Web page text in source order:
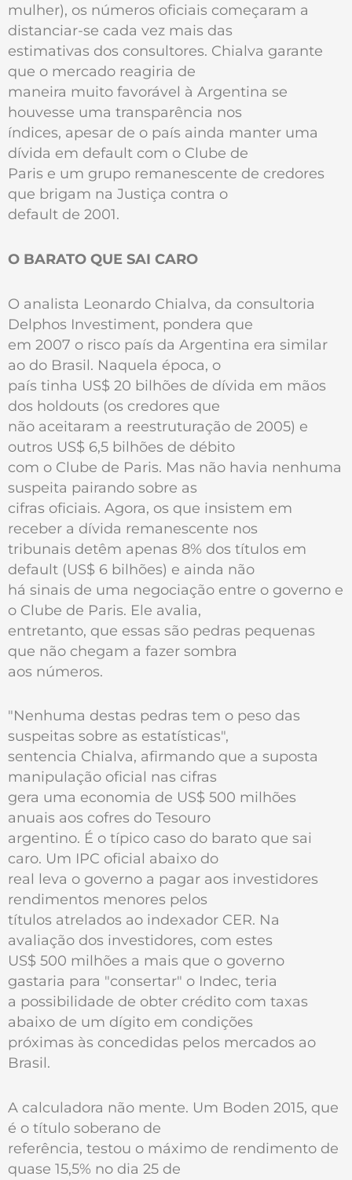
mulher), os números oficiais começaram a
distanciar-se cada vez mais das
estimativas dos consultores. Chialva garante
que o mercado reagiria de
maneira muito favorável à Argentina se
houvesse uma transparência nos
índices, apesar de o país ainda manter uma
dívida em default com o Clube de
Paris e um grupo remanescente de credores
que brigam na Justiça contra o
default de 2001.
O BARATO QUE SAI CARO
O analista Leonardo Chialva, da consultoria
Delphos Investiment, pondera que
em 2007 o risco país da Argentina era similar
ao do Brasil. Naquela época, o
país tinha US$ 20 bilhões de dívida em mãos
dos holdouts (os credores que
não aceitaram a reestruturação de 2005) e
outros US$ 6,5 bilhões de débito
com o Clube de Paris. Mas não havia nenhuma
suspeita pairando sobre as
cifras oficiais. Agora, os que insistem em
receber a dívida remanescente nos
tribunais detêm apenas 8% dos títulos em
default (US$ 6 bilhões) e ainda não
há sinais de uma negociação entre o governo e
o Clube de Paris. Ele avalia,
entretanto, que essas são pedras pequenas
que não chegam a fazer sombra
aos números.
"Nenhuma destas pedras tem o peso das
suspeitas sobre as estatísticas",
sentencia Chialva, afirmando que a suposta
manipulação oficial nas cifras
gera uma economia de US$ 500 milhões
anuais aos cofres do Tesouro
argentino. É o típico caso do barato que sai
caro. Um IPC oficial abaixo do
real leva o governo a pagar aos investidores
rendimentos menores pelos
títulos atrelados ao indexador CER. Na
avaliação dos investidores, com estes
US$ 500 milhões a mais que o governo
gastaria para "consertar" o Indec, teria
a possibilidade de obter crédito com taxas
abaixo de um dígito em condições
próximas às concedidas pelos mercados ao
Brasil.
A calculadora não mente. Um Boden 2015, que
é o título soberano de
referência, testou o máximo de rendimento de
quase 15,5% no dia 25 de